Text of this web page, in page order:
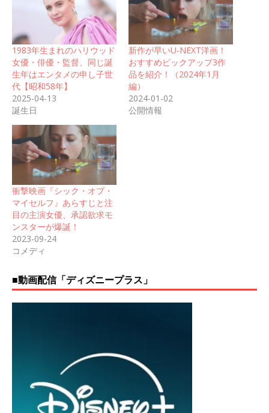
1983年生まれのハリウッド
女優・俳優・監督、同じ誕
生年はエンタメの申し子世
代【昭和58年】
2025-04-13
誕生日
新作が早いU-NEXT洋画！
おすすめピックアップ3作
品を紹介！（2024年1月
編）
2024-01-02
公開情報
衝撃映画『シック・オブ・
マイセルフ』あらすじと注
目の主演女優、承認欲求モ
ンスターが爆誕！
2023-09-24
コメディ
■動画配信「ディズニープラス」